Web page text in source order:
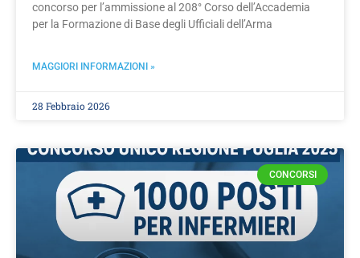
concorso per l’ammissione al 208° Corso dell’Accademia
per la Formazione di Base degli Ufficiali dell’Arma
MAGGIORI INFORMAZIONI »
28 Febbraio 2026
CONCORSI